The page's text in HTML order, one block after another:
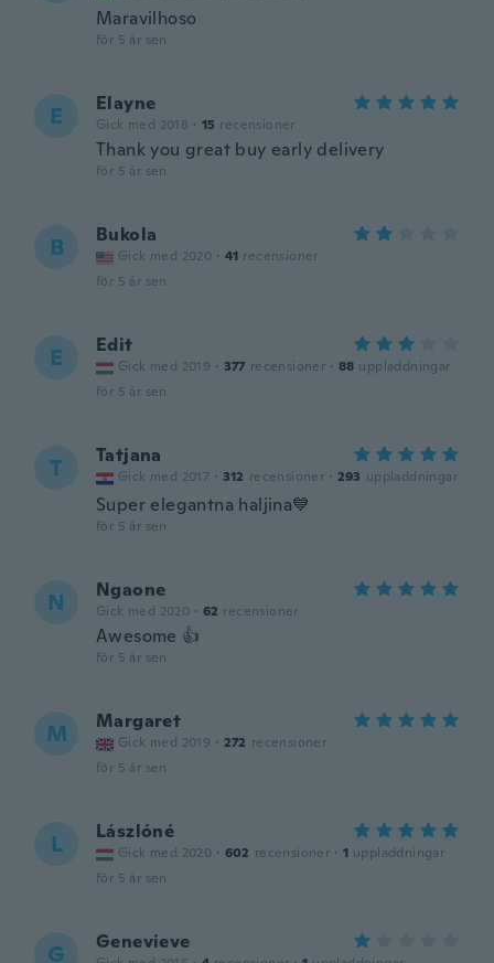
Maravilhoso
för 5 år sen
E Elayne
Gick med 2018 · 15 recensioner
Thank you great buy early delivery
för 5 år sen
B Bukola
Gick med 2020 · 41 recensioner
för 5 år sen
E Edit
Gick med 2019 · 377 recensioner · 88 uppladdningar
för 5 år sen
T Tatjana
Gick med 2017 · 312 recensioner · 293 uppladdningar
Super elegantna haljina💙
för 5 år sen
N Ngaone
Gick med 2020 · 62 recensioner
Awesome 👍
för 5 år sen
M Margaret
Gick med 2019 · 272 recensioner
för 5 år sen
L Lászlóné
Gick med 2020 · 602 recensioner · 1 uppladdningar
för 5 år sen
G Genevieve